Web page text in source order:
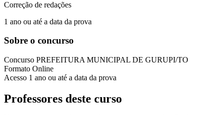
Correção de redações
1 ano ou até a data da prova
Sobre o concurso
Concurso PREFEITURA MUNICIPAL DE GURUPI/TO
Formato Online
Acesso 1 ano ou até a data da prova
Professores deste curso